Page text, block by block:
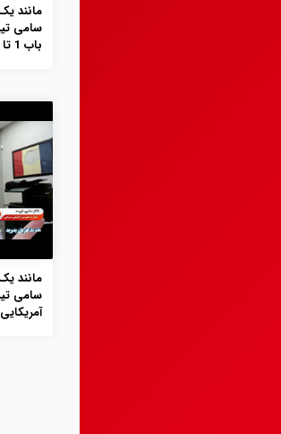
سامی
باب 1 تا 4
سامی